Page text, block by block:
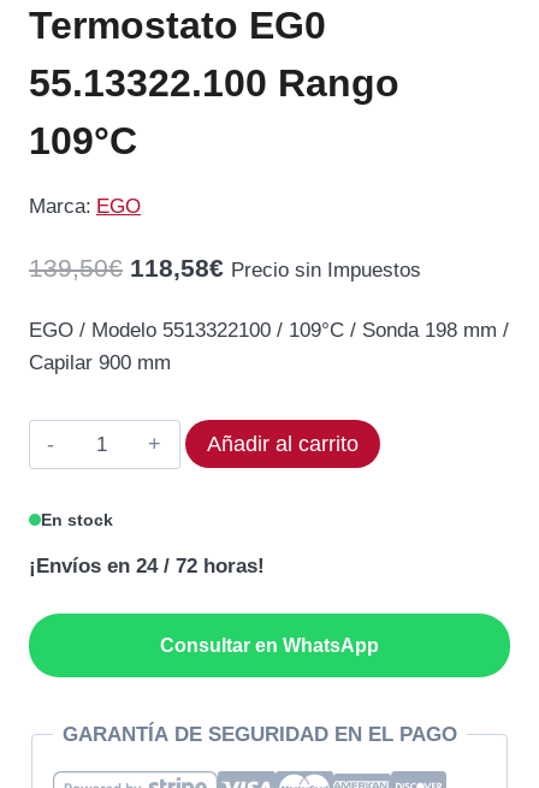
Termostato EG0
55.13322.100 Rango
109°C
Marca: EGO
139,50€ El
139,50€.
118,58€El
118,58€.
Precio sin Impuestos
EGO / Modelo 5513322100 / 109°C / Sonda 198 mm /
Capilar 900 mm
Termostato
EG0
Rango
109°C
Añadir al carrito
En stock
¡Envíos en 24 / 72 horas!
Consultar en WhatsApp
GARANTÍA DE SEGURIDAD EN EL PAGO